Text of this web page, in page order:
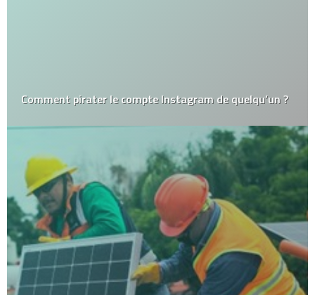
Comment pirater le compte Instagram de quelqu’un ?